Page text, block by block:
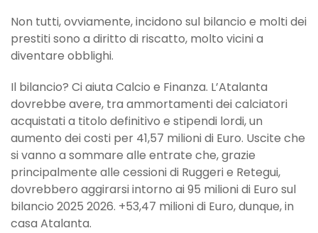
Non tutti, ovviamente, incidono sul bilancio e molti dei
prestiti sono a diritto di riscatto, molto vicini a
diventare obblighi.
Il bilancio? Ci aiuta Calcio e Finanza. L’Atalanta
dovrebbe avere, tra ammortamenti dei calciatori
acquistati a titolo definitivo e stipendi lordi, un
aumento dei costi per 41,57 milioni di Euro. Uscite che
si vanno a sommare alle entrate che, grazie
principalmente alle cessioni di Ruggeri e Retegui,
dovrebbero aggirarsi intorno ai 95 milioni di Euro sul
bilancio 2025 2026. +53,47 milioni di Euro, dunque, in
casa Atalanta.